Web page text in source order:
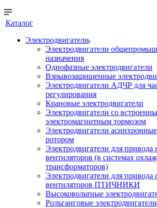
Каталог
Электродвигатели
Электродвигатели
назначения
Однофазные электродвигатели
Взрывозащищенные
Электродвигатели АДЧР для
регулирования
Крановые электродвигатели
Электродвигатели со
электромагнитным тормозом
Электродвигатели
ротором
Электродвигатели для привода
вентиляторов (в системах
трансформаторов)
Электродвигатели для привода
вентиляторов ПТИЧНИКИ
Высоковольтные
Рольганговые электродвигатели